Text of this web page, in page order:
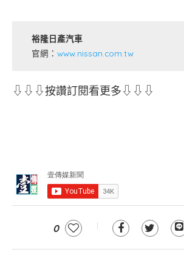
裕隆日產汽車
官網：www.nissan.com.tw
⇩⇩⇩按讚訂閱看更多⇩⇩⇩
0